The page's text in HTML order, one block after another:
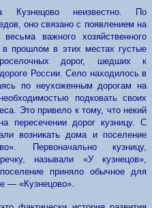
Кузнецово неизвестно. По
оно связано с появлением на
важного хозяйственного
прошлом в этих местах густые
дорог, шедших к
России. Село находилось в
по неухоженным дорогам на
подковать своих
Это привело к тому, что некий
пересечении дорог кузницу. С
возникать дома и поселение
Первоначально кузницу,
называли «У кузнецов»,
приняло обычное для
— «Кузнецово».